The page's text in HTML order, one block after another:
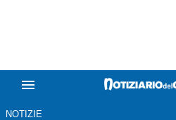
NOTIZIE